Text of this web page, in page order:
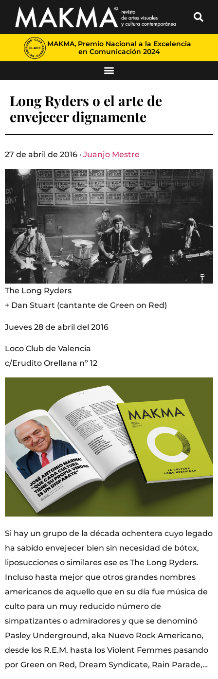
MAKMA, Premio Nacional a la Excelencia
en Comunicación 2024
Long Ryders o el arte de
envejecer dignamente
27 de abril de 2016 · Juanjo Mestre
The Long Ryders
+ Dan Stuart (cantante de Green on Red)
Jueves 28 de abril del 2016
Loco Club de Valencia
c/Erudito Orellana nº 12
Si hay un grupo de la década ochentera cuyo legado
ha sabido envejecer bien sin necesidad de bótox,
liposucciones o similares ese es The Long Ryders.
Incluso hasta mejor que otros grandes nombres
americanos de aquello que en su día fue música de
culto para un muy reducido número de
simpatizantes o admiradores y que se denominó
Pasley Underground, aka Nuevo Rock Americano,
desde los R.E.M. hasta los Violent Femmes pasando
por Green on Red, Dream Syndicate, Rain Parade,…